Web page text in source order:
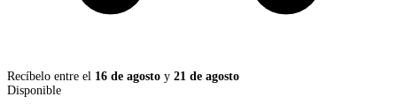
Recíbelo entre el 16 de agosto y 21 de agosto
Disponible